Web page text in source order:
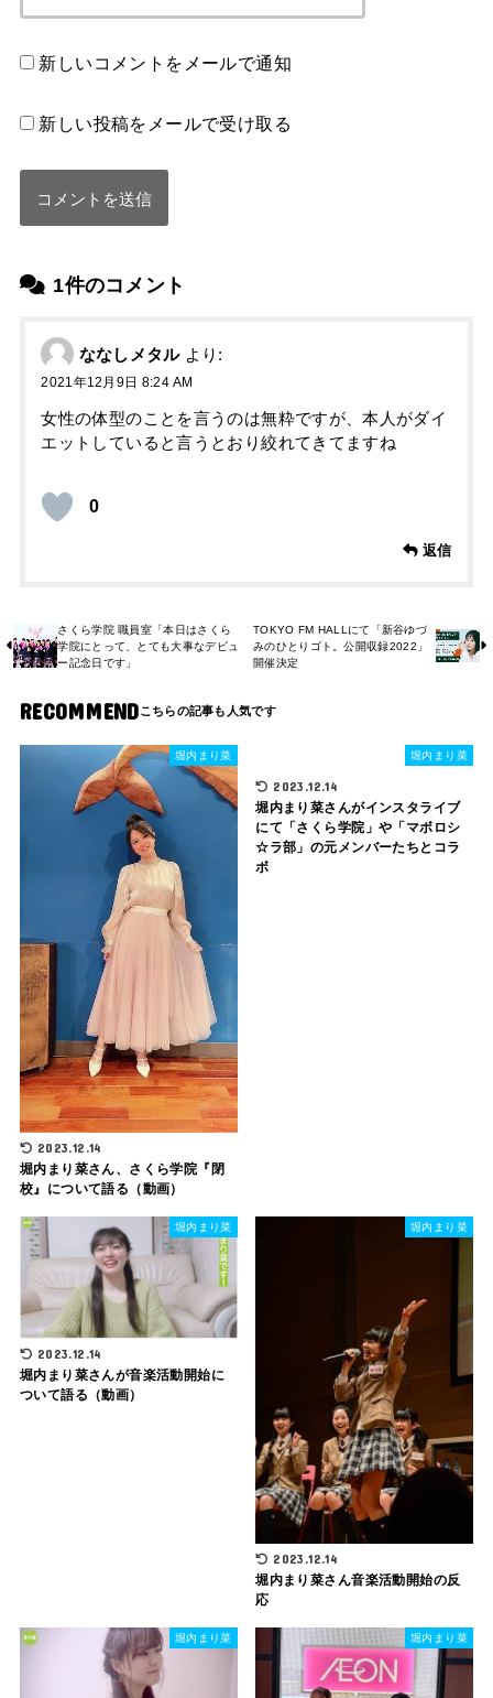
1件のコメント
ななしメタル より:
2021年12月9日 8:24 AM
女性の体型のことを言うのは無粋ですが、本人がダイ
エットしていると言うとおり絞れてきてますね
0
返信
新しいコメントをメールで通知
新しい投稿をメールで受け取る
さくら学院 職員室「本日はさくら
学院にとって、とても大事なデビュ
ー記念日です」
TOKYO FM HALLにて「新谷ゆづ
みのひとりゴト。公開収録2022」
開催決定
RECOMMEND
堀内まり菜
2023.12.14
堀内まり菜さん、さくら学院『閉
校』について語る（動画）
堀内まり菜
2023.12.14
堀内まり菜さんがインスタライブ
にて「さくら学院」や「マボロシ
☆ラ部」の元メンバーたちとコラ
ボ
堀内まり菜
2023.12.14
堀内まり菜さんが音楽活動開始に
ついて語る（動画）
堀内まり菜
2023.12.14
堀内まり菜さん音楽活動開始の反
応
堀内まり菜 堀内まり菜